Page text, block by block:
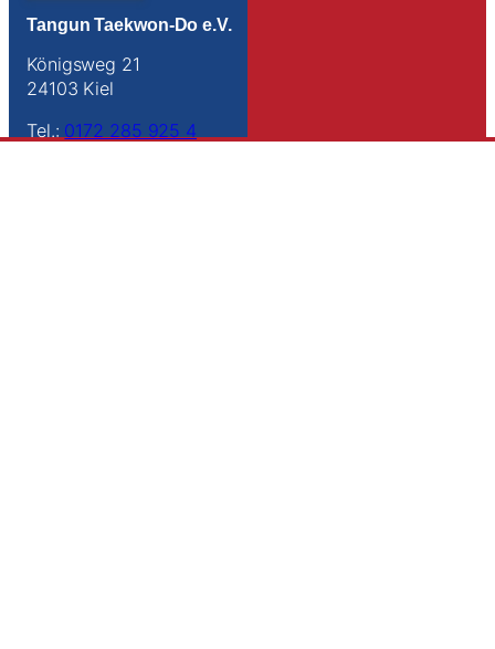
Tangun Taekwon-Do e.V.
Königsweg 21
24103 Kiel
Tel.: 0172 285 925 4